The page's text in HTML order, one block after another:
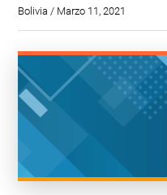
Bolivia / Marzo 11, 2021